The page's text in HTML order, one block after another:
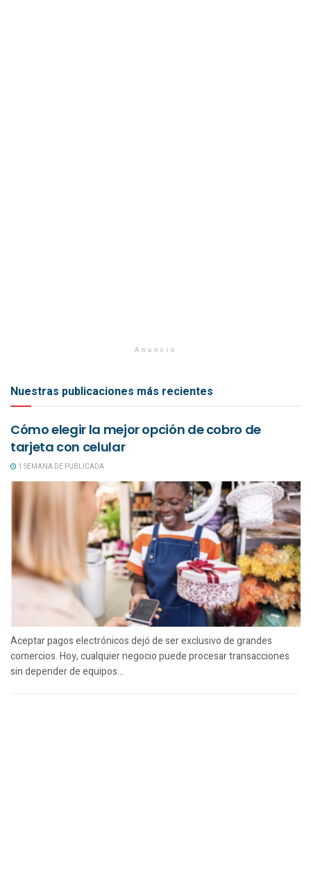
Anuncio
Nuestras publicaciones más recientes
Cómo elegir la mejor opción de cobro de
tarjeta con celular
1 SEMANA DE PUBLICADA
Aceptar pagos electrónicos dejó de ser exclusivo de grandes
comercios. Hoy, cualquier negocio puede procesar transacciones
sin depender de equipos...